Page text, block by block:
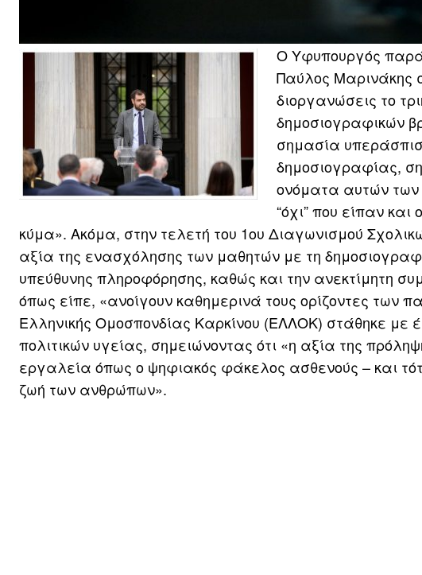
Ο Υφυπουργός
Παύλος Μαρινάκης
διοργανώσεις το
δημοσιογραφικών
σημασία
δημοσιογραφίας,
ονόματα αυτών των
“όχι” που είπαν
κύμα». Ακόμα, στην τελετή του 1ου Διαγωνισμού
αξία της ενασχόλησης των μαθητών με τη
υπεύθυνης πληροφόρησης, καθώς και την ανεκτίμητη
όπως είπε, «ανοίγουν καθημερινά τους ορίζοντες των
Ελληνικής Ομοσπονδίας Καρκίνου (ΕΛΛΟΚ) στάθηκε
πολιτικών υγείας, σημειώνοντας ότι «η αξία της
εργαλεία όπως ο ψηφιακός φάκελος ασθενούς – και
ζωή των ανθρώπων».